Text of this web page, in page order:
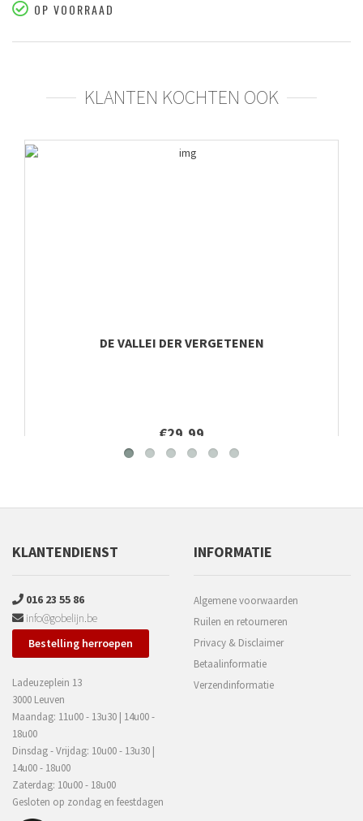
OP VOORRAAD
KLANTEN KOCHTEN OOK
DE VALLEI DER VERGETENEN
€29,99
KLANTENDIENST
016 23 55 86
info@gobelijn.be
Bestelling herroepen
Ladeuzeplein 13
3000 Leuven
Maandag: 11u00 - 13u30 | 14u00 -
18u00
Dinsdag - Vrijdag: 10u00 - 13u30 |
14u00 - 18u00
Zaterdag: 10u00 - 18u00
Gesloten op zondag en feestdagen
INFORMATIE
Algemene voorwaarden
Ruilen en retourneren
Privacy & Disclaimer
Betaalinformatie
Verzendinformatie